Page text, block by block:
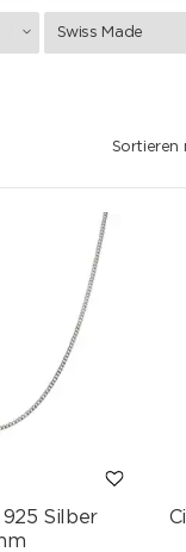
Swiss Made
Sortieren
Silber